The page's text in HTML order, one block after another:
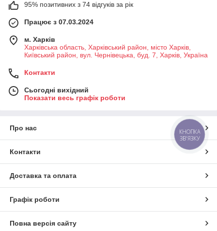
95% позитивних з 74 відгуків за рік
Працює з 07.03.2024
м. Харків
Харківська область, Харківський район, місто Харків,
Київський район, вул. Чернівецька, буд. 7, Харків, Україна
Контакти
Сьогодні вихідний
Показати весь графік роботи
Про нас
Контакти
Доставка та оплата
Графік роботи
Повна версія сайту
КНОПКА
ЗВ'ЯЗКУ